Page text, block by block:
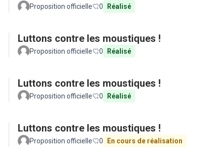
Proposition officielle 0 Réalisé
Luttons contre les moustiques !
Proposition officielle 0 Réalisé
Luttons contre les moustiques !
Proposition officielle 0 Réalisé
Luttons contre les moustiques !
Proposition officielle 0 En cours de réalisation